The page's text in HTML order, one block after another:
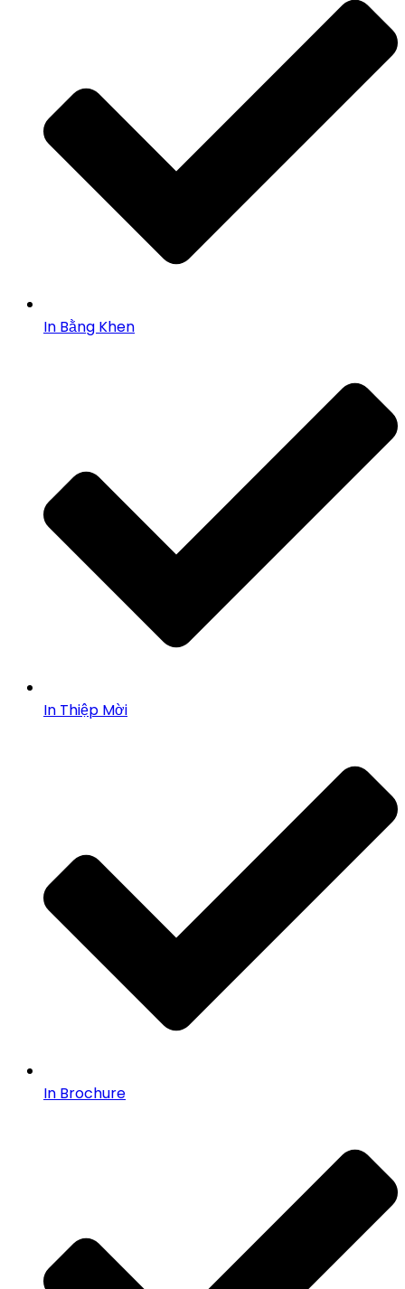
In Bằng Khen
In Thiệp Mời
In Brochure